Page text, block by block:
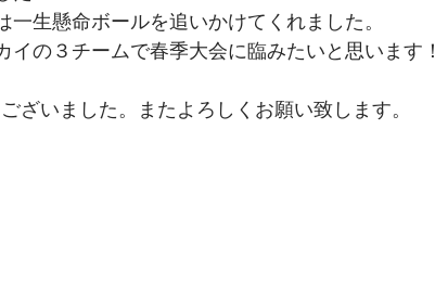
生
生懸命ボールを追いかけてくれました。
の３チームで春季大会に臨みたいと思います！
ざいました。またよろしくお願い致します。